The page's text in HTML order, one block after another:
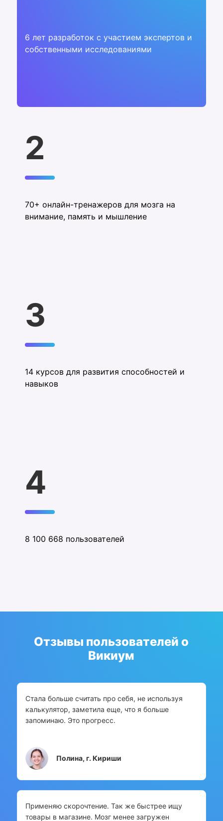
6 лет разработок с участием экспертов и
собственными исследованиями
2
70+ онлайн-тренажеров для мозга на
внимание, память и мышление
3
14 курсов для развития способностей и
навыков
4
8 100 668 пользователей
Отзывы пользователей о
Викиум
Стала больше считать про себя, не используя
калькулятор, заметила еще, что я больше
запоминаю. Это прогресс.
Полина, г. Кириши
Применяю скорочтение. Так же быстрее ищу
товары в магазине. Мозг менее загружен